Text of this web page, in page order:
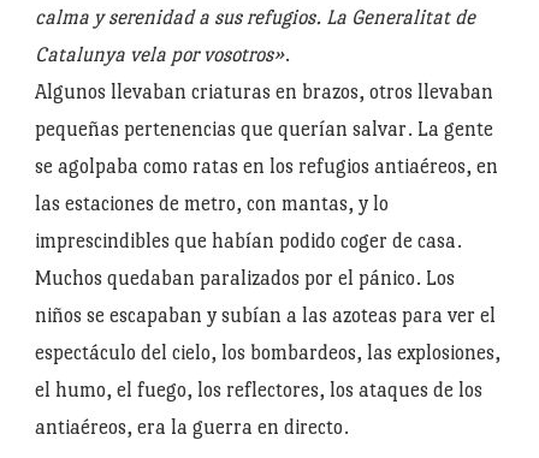
calma y serenidad a sus refugios. La Generalitat de
Catalunya vela por vosotros».
Algunos llevaban criaturas en brazos, otros llevaban
pequeñas pertenencias que querían salvar. La gente
se agolpaba como ratas en los refugios antiaéreos, en
las estaciones de metro, con mantas, y lo
imprescindibles que habían podido coger de casa.
Muchos quedaban paralizados por el pánico. Los
niños se escapaban y subían a las azoteas para ver el
espectáculo del cielo, los bombardeos, las explosiones,
el humo, el fuego, los reflectores, los ataques de los
antiaéreos, era la guerra en directo.